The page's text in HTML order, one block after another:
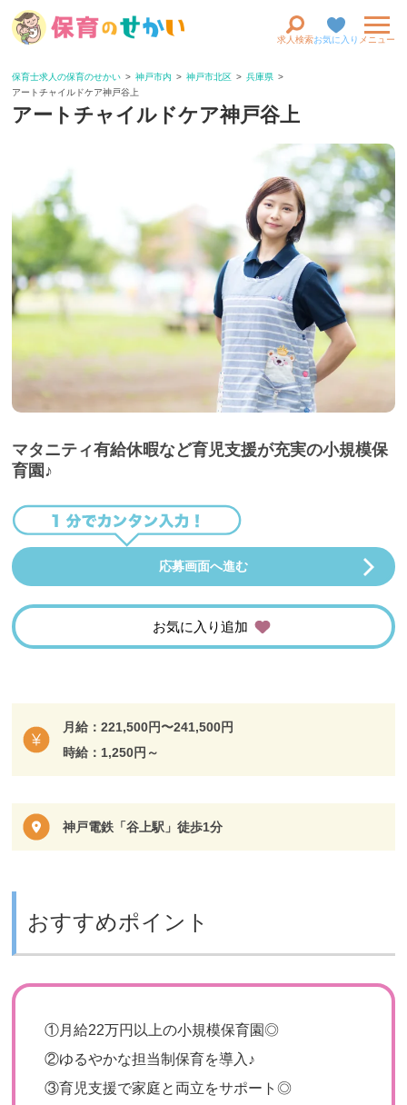
求人検索お気に入り メニュー
保育士求人の保育のせかい 神戸市内 神戸市北区
兵庫県
アートチャイルドケア神戸谷上
アートチャイルドケア神戸谷上
マタニティ有給休暇など育児支援が充実の小規模保
育園♪
応募画面へ進む
お気に入り追加
月給：221,500円〜241,500円
時給：1,250円～
神戸電鉄「谷上駅」徒歩1分
おすすめポイント
①月給22万円以上の小規模保育園◎
②ゆるやかな担当制保育を導入♪
③育児支援で家庭と両立をサポート◎